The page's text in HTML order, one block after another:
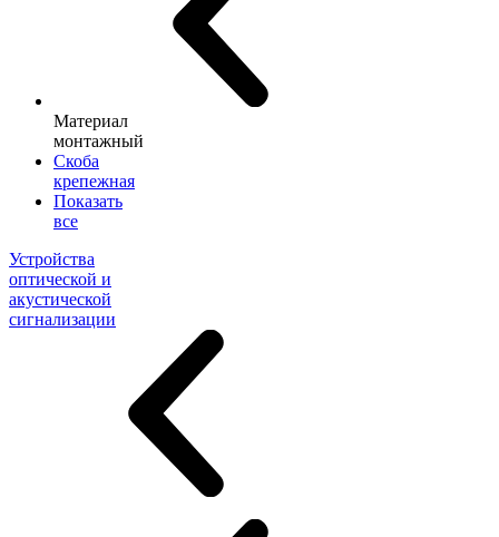
Материал
монтажный
Скоба
крепежная
Показать
все
Устройства
оптической и
акустической
сигнализации